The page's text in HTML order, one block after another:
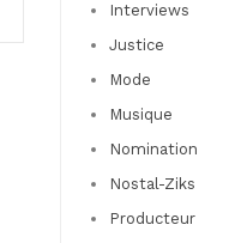
Interviews
Justice
Mode
Musique
Nomination
Nostal-Ziks
Producteur